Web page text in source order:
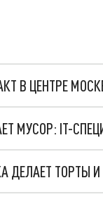
В ЦЕНТРЕ
ДЕЛАЕТ ТОРТЫ